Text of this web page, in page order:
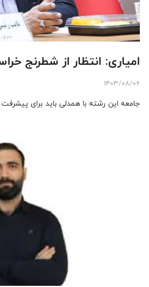
امیاری: انتظار از شطرنج
1403/08/06
جامعه این رشته با همدلی باید برای